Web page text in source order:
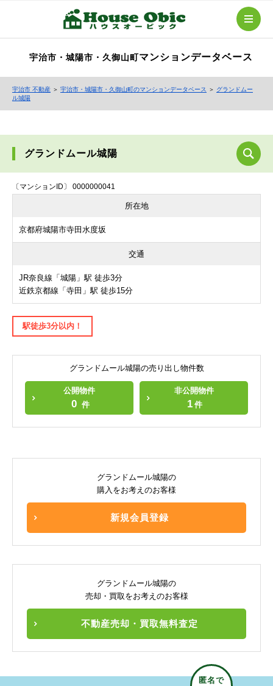
宇治市・城陽市・久御山町 マンションデータベース
宇治市 不動産 ＞ 宇治市・城陽市・久御山町のマンションデータベース ＞ グランドムー
ル城陽
グランドムール城陽
〔マンションID〕 0000000041
所在地
京都府城陽市寺田水度坂
交通
JR奈良線「城陽」駅 徒歩3分
近鉄京都線「寺田」駅 徒歩15分
駅徒歩3分以内！
グランドムール城陽の売り出し物件数
公開物件
0 件
非公開物件
1 件
グランドムール城陽の
購入をお考えのお客様
新規会員登録
グランドムール城陽の
売却・買取をお考えのお客様
不動産売却・買取無料査定